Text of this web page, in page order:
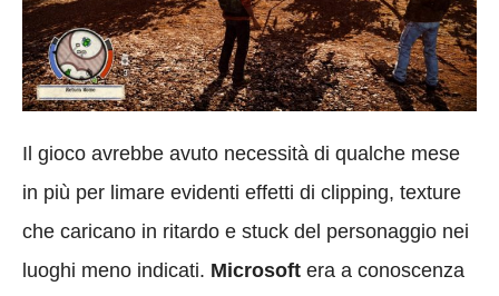
Il gioco avrebbe avuto necessità di qualche mese
in più per limare evidenti effetti di clipping, texture
che caricano in ritardo e stuck del personaggio nei
luoghi meno indicati. Microsoft era a conoscenza